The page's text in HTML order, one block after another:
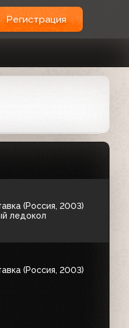
Регистрация
В РОССИИ"
(Россия, 2003)
(Россия, 2003)
(Россия, 2003)
ледокол
(Россия, 2003)